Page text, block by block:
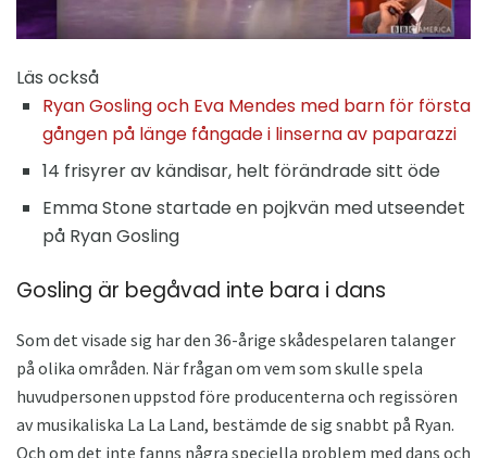
Läs också
Ryan Gosling och Eva Mendes med barn för första
gången på länge fångade i linserna av paparazzi
14 frisyrer av kändisar, helt förändrade sitt öde
Emma Stone startade en pojkvän med utseendet
på Ryan Gosling
Gosling är begåvad inte bara i dans
Som det visade sig har den 36-årige skådespelaren talanger
på olika områden. När frågan om vem som skulle spela
huvudpersonen uppstod före producenterna och regissören
av musikaliska La La Land, bestämde de sig snabbt på Ryan.
Och om det inte fanns några speciella problem med dans och